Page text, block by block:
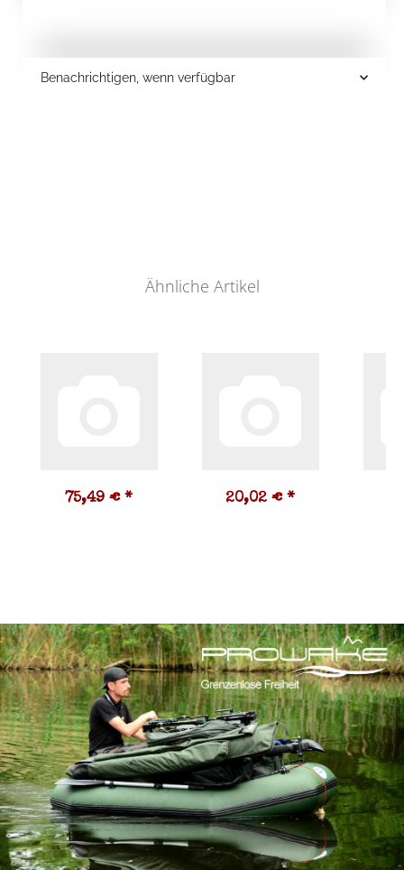
Benachrichtigen, wenn verfügbar
Ähnliche Artikel
75,49 € * 20,02 € *